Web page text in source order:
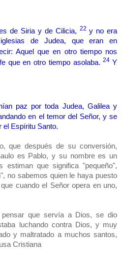
de Siria y de Cilicia, 22 y no era
de Judea, que eran en
Aquel que en otro tiempo nos
que en otro tiempo asolaba. 24Y
paz por toda Judea, Galilea y
en el temor del Señor, y se
el Espíritu Santo.
que después de su conversión,
es Pablo, y su nombre es un
estiman que significa "pequeño",
no sabemos quien le haya puesto
cuando el Señor opera en uno,
que servía a Dios, se dio
luchando contra Dios, y muy
y maltratado a muchos santos,
Cristiana